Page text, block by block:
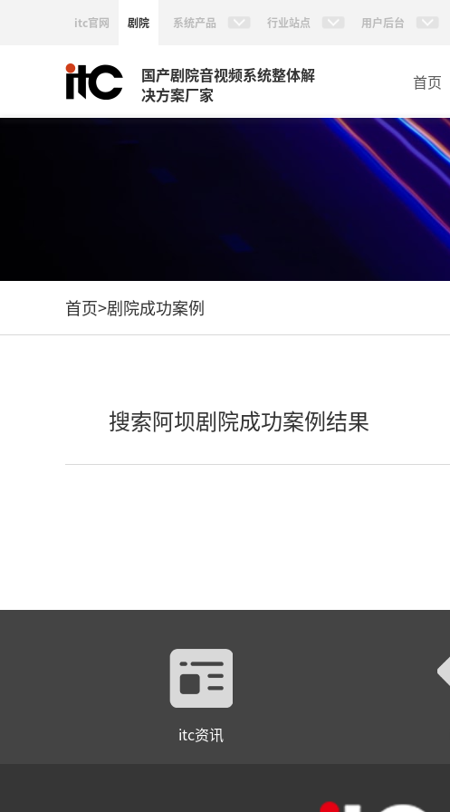
itc官网 剧院 系统产品 行业站点 用户后台
国产剧院音视频系统整体解
决方案厂家
首页
首页>剧院成功案例
搜索阿坝剧院成功案例结果
itc资讯